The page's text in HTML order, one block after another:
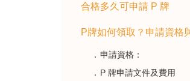
合格多久可申請 P 牌
P牌如何領取？申請資格
申請資格：
P 牌申請文件及費用